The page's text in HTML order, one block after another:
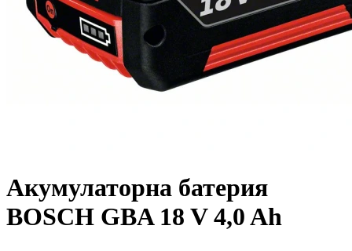
Акумулаторна батерия
BOSCH GBA 18 V 4,0 Ah